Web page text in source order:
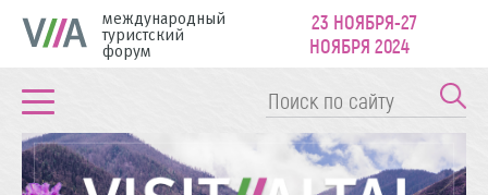
международный
туристский
форум
23 НОЯБРЯ-27
НОЯБРЯ 2024